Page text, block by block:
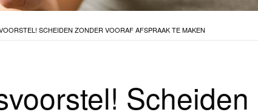
SCHEIDEN ZONDER VOORAF AFSPRAAK TE MAKEN
Scheiden